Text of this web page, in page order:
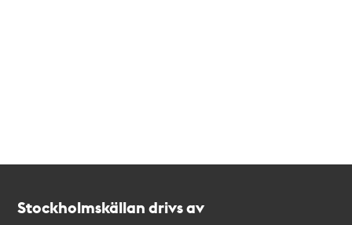
Stockholmskällan drivs av